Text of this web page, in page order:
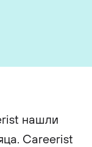
нашли
Careerist